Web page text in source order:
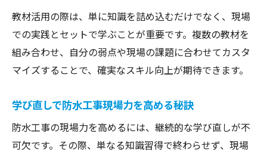
教材活用の際は、単に知識を詰め込むだけでなく、現場
での実践とセットで学ぶことが重要です。複数の教材を
組み合わせ、自分の弱点や現場の課題に合わせてカスタ
マイズすることで、確実なスキル向上が期待できます。
学び直しで防水工事現場力を高める秘訣
防水工事の現場力を高めるには、継続的な学び直しが不
可欠です。その際、単なる知識習得で終わらせず、現場